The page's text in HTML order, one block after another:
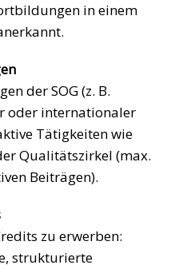
in einem
der SOG (z. B.
oder internationaler
Tätigkeiten wie
Qualitätszirkel (max.
Beiträgen).
zu erwerben:
strukturierte